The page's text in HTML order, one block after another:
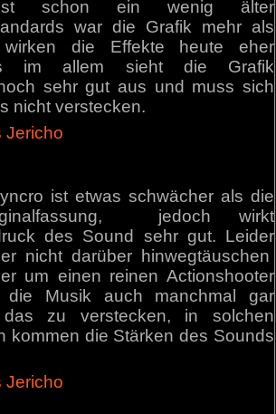
schon ein wenig älter
war die Grafik mehr als
die Effekte heute eher
im allem sieht die Grafik
sehr gut aus und muss sich
nicht verstecken.
ist etwas schwächer als die
jedoch wirkt
des Sound sehr gut. Leider
nicht darüber hinwegtäuschen
um einen reinen Actionshooter
die Musik auch manchmal gar
zu verstecken, in solchen
kommen die Stärken des Sounds